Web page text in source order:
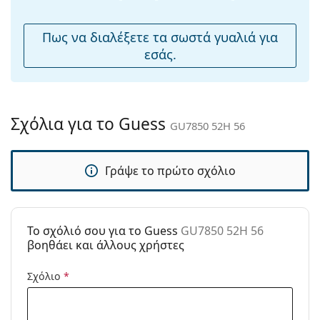
βρείτε περισσότερα μοντέλα από δημοφιλείς μάρκες.
άρθρωση:
Όχι
Αξεσουάρ
Πανί
καθαρισμού:
Ναι
Τύπος:
Γυναικεία
Μάρκα:
Guess
GU7850 52H 56
Πως να διαλέξετε τα σωστά γυαλιά για
εσάς.
Σχόλια για το Guess GU7850 52H 56
Γράψε το πρώτο σχόλιο
To σχόλιό σου για το Guess GU7850 52H 56
βοηθάει και άλλους χρήστες
Σχόλιο *